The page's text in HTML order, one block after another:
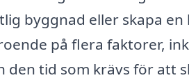
byggnad eller skapa en
på flera faktorer,
tid som krävs för att